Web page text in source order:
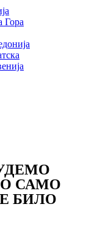
Гора
САМО
БИЛО